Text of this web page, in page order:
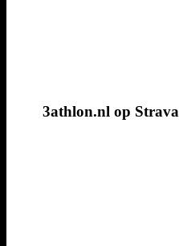
3athlon.nl op Strava